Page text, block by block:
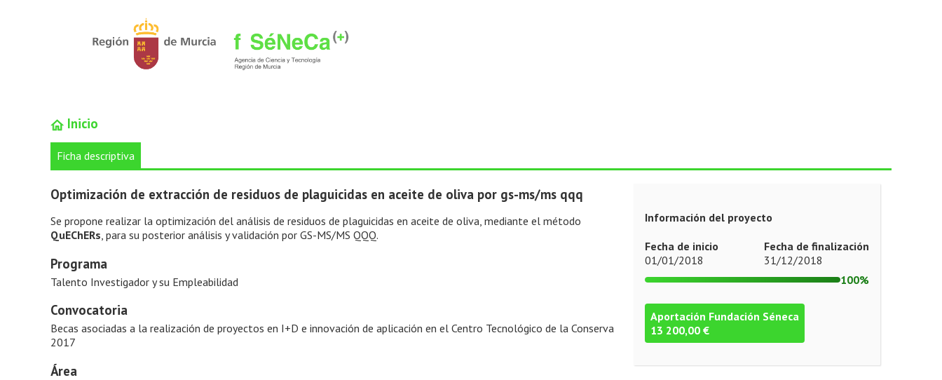
Inicio
Ficha descriptiva
Optimización de extracción de residuos de plaguicidas en aceite de oliva por gs-ms/ms qqq
Se propone realizar la optimización del análisis de residuos de plaguicidas en aceite de oliva, mediante el método
QuEChERs, para su posterior análisis y validación por GS-MS/MS QQQ.
Programa
Talento Investigador y su Empleabilidad
Convocatoria
Becas asociadas a la realización de proyectos en I+D e innovación de aplicación en el Centro Tecnológico de la Conserva
2017
Área
Información del proyecto
Fecha de inicio
01/01/2018
Fecha de finalización
31/12/2018
100%
Aportación Fundación Séneca
13 200,00 €